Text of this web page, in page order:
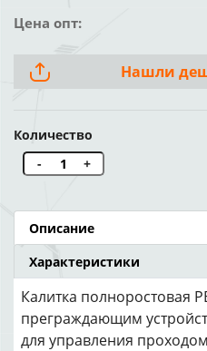
Цена опт:
Нашли
Количество
-
+
Описание
Характеристики
Калитка полноростовая
преграждающим
для управления